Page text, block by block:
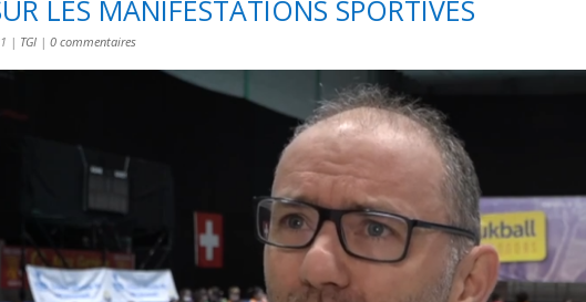
LES MANIFESTATIONS SPORTIVES
| TGI |0 commentaires